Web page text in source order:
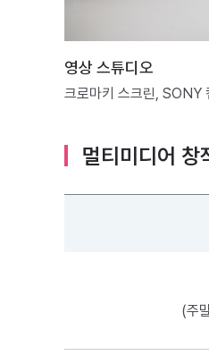
영상 스튜디오
크로마키 스크린, SONY
멀티미디어 창
(주